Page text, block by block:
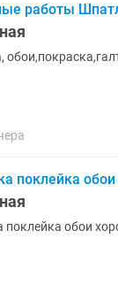
работы
поклейка обои
обои